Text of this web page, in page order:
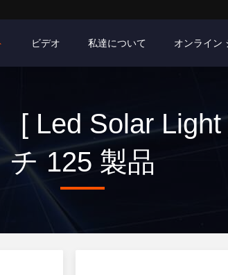
ビデオ 私達について オンライン
[ Led Solar
チ 125 製品